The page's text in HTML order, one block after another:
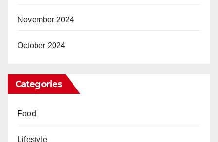
November 2024
October 2024
Categories
Food
Lifestyle